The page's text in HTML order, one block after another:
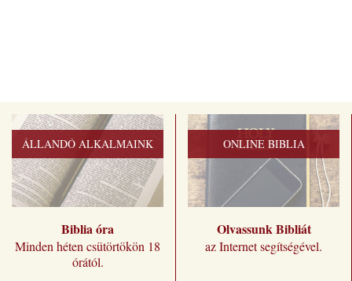
ÁLLANDÓ ALKALMAINK
Biblia óra
Minden héten csütörtökön 18
órától.
ONLINE BIBLIA
Olvassunk Bibliát
az Internet segítségével.